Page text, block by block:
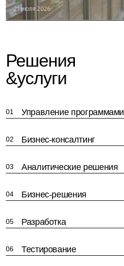
21 июля 2026
Решения
&услуги
01 Управление программами
02 Бизнес-консалтинг
03 Аналитические решения
04 Бизнес-решения
05 Разработка
06 Тестирование